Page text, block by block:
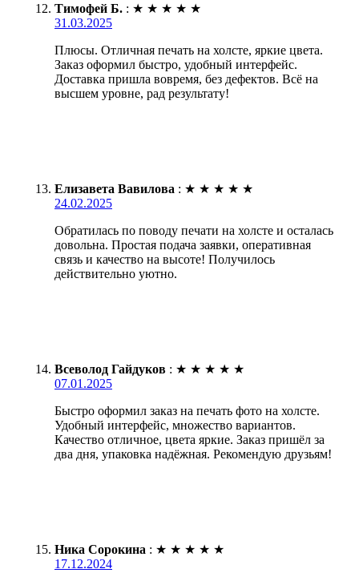
Тимофей Б. : ★ ★ ★ ★ ★
31.03.2025
Плюсы. Отличная печать на холсте, яркие цвета.
Заказ оформил быстро, удобный интерфейс.
Доставка пришла вовремя, без дефектов. Всё на
высшем уровне, рад результату!
Елизавета Вавилова : ★ ★ ★ ★ ★
24.02.2025
Обратилась по поводу печати на холсте и осталась
довольна. Простая подача заявки, оперативная
связь и качество на высоте! Получилось
действительно уютно.
Всеволод Гайдуков : ★ ★ ★ ★ ★
07.01.2025
Быстро оформил заказ на печать фото на холсте.
Удобный интерфейс, множество вариантов.
Качество отличное, цвета яркие. Заказ пришёл за
два дня, упаковка надёжная. Рекомендую друзьям!
Ника Сорокина : ★ ★ ★ ★ ★
17.12.2024